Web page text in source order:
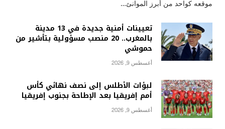
موقعه كواحد من أبرز الموانئ…
تعيينات أمنية جديدة في 13 مدينة
بالمغرب.. 20 منصب مسؤولية بتأشير من
حموشي
أغسطس 9, 2026
لبؤات الأطلس إلى نصف نهائي كأس
أمم إفريقيا بعد الإطاحة بجنوب إفريقيا
أغسطس 9, 2026